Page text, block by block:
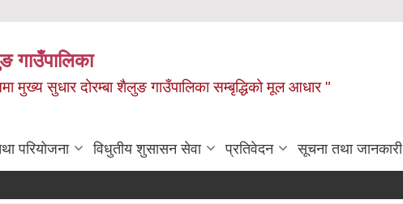
गाउँपालिका
मुख्य सुधार दोरम्बा शैलुङ गाउँपालिका सम्बृद्धिको मूल आधार "
परियोजना विधुतीय शुसासन सेवा प्रतिवेदन सूचना तथा जानकारी